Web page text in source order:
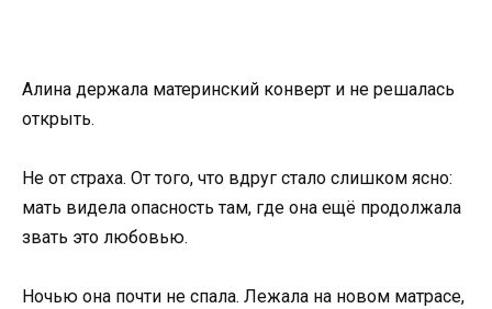
Алина держала материнский конверт и не решалась
открыть.
Не от страха. От того, что вдруг стало слишком ясно:
мать видела опасность там, где она ещё продолжала
звать это любовью.
Ночью она почти не спала. Лежала на новом матрасе,